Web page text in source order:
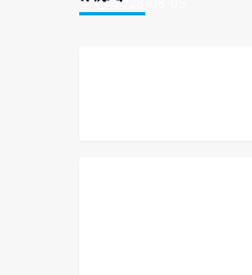
2026-08-05